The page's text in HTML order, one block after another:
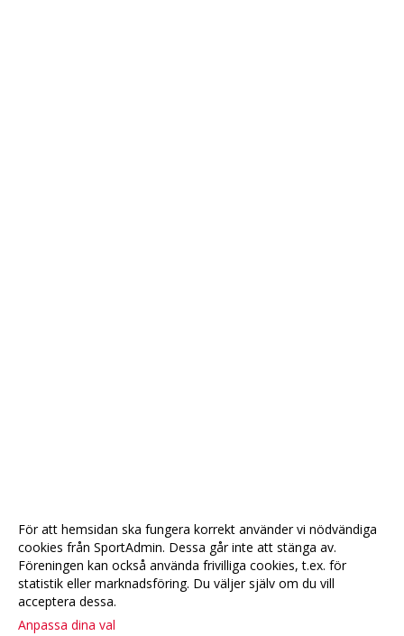
För att hemsidan ska fungera korrekt använder vi nödvändiga
cookies från SportAdmin. Dessa går inte att stänga av.
Föreningen kan också använda frivilliga cookies, t.ex. för
statistik eller marknadsföring. Du väljer själv om du vill
acceptera dessa.
Anpassa dina val